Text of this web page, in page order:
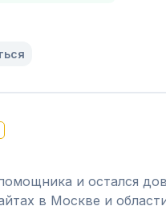
и остался
в Москве и